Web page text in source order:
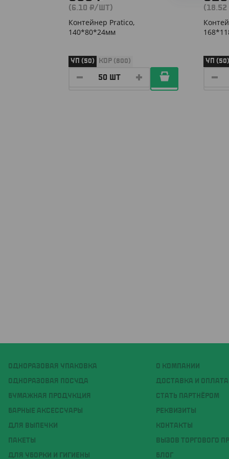
(6.10 ₽/ШТ)
Контейнер Pratico,
140*80*24мм
УП (50) КОР (800) УП (50)
ОДНОРАЗОВАЯ УПАКОВКА
ОДНОРАЗОВАЯ ПОСУДА
БУМАЖНАЯ ПРОДУКЦИЯ
БАРНЫЕ АКСЕССУАРЫ
ДЛЯ ВЫПЕЧКИ
ПАКЕТЫ
ДЛЯ УБОРКИ И ГИГИЕНЫ
О КОМПАНИИ
ДОСТАВКА И ОПЛАТА
СТАТЬ ПАРТНЁРОМ
РЕКВИЗИТЫ
КОНТАКТЫ
ВЫЗОВ ТОРГОВОГО
БЛОГ